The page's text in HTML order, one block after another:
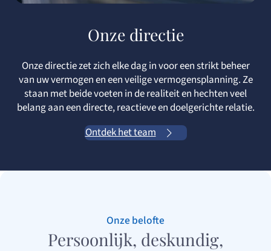
Onze directie
Onze directie zet zich elke dag in voor een strikt beheer
van uw vermogen en een veilige vermogensplanning. Ze
staan met beide voeten in de realiteit en hechten veel
belang aan een directe, reactieve en doelgerichte relatie.
Ontdek het team
Onze belofte
Persoonlijk, deskundig,